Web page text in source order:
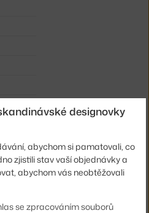
2 kusy.
toHee Dining Chair, grey
designovky
abychom si pamatovali, co
zjistili stav vaší objednávky a
abychom vás neobtěžovali
se zpracováním souborů